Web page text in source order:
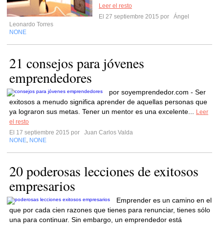
Leer el resto
El 27 septiembre 2015 por
Ángel
Leonardo Torres
NONE
21 consejos para jóvenes
emprendedores
por soyemprendedor.com - Ser
exitosos a menudo significa aprender de aquellas personas que
ya lograron sus metas. Tener un mentor es una excelente...
Leer
el resto
El 17 septiembre 2015 por
Juan Carlos Valda
NONE NONE
20 poderosas lecciones de exitosos
empresarios
Emprender es un camino en el
que por cada cien razones que tienes para renunciar, tienes sólo
una para continuar. Sin embargo, un emprendedor está